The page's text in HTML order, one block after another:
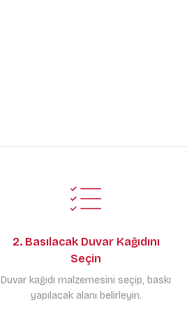
2. Basılacak Duvar Kağıdını
Seçin
Duvar kağıdı malzemesini seçip, baskı
yapılacak alanı belirleyin.